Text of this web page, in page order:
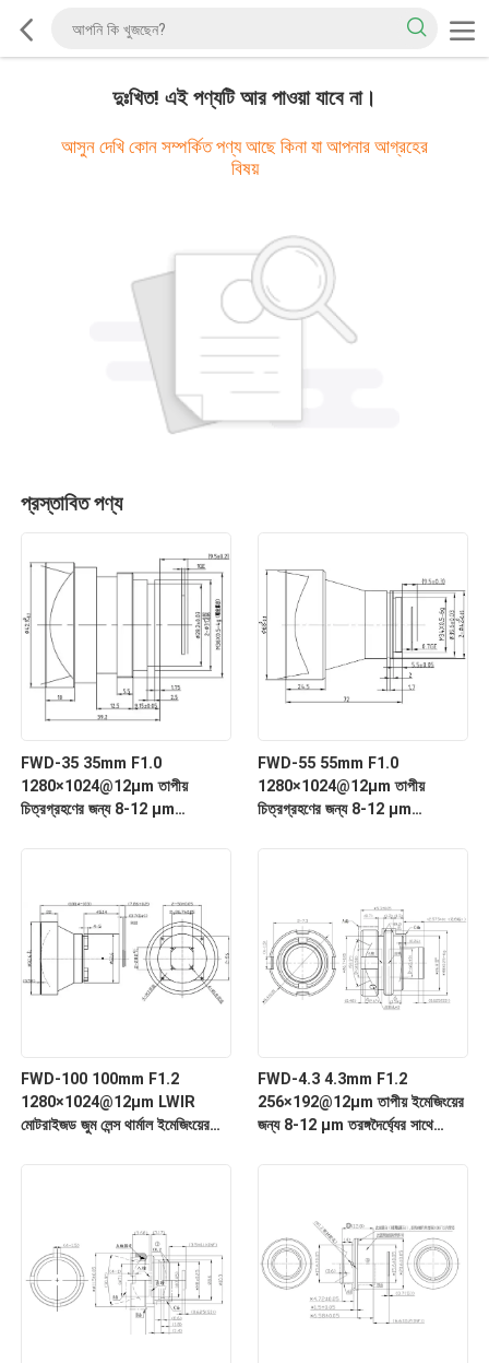
দুঃখিত! এই পণ্যটি আর পাওয়া যাবে না।
আসুন দেখি কোন সম্পর্কিত পণ্য আছে কিনা যা আপনার আগ্রহের
বিষয়
প্রস্তাবিত পণ্য
FWD-35 35mm F1.0
1280×1024@12μm তাপীয়
চিত্রগ্রহণের জন্য 8-12 μm
FWD-55 55mm F1.0
1280×1024@12μm তাপীয়
চিত্রগ্রহণের জন্য 8-12 μm
FWD-100 100mm F1.2
1280×1024@12μm LWIR
মোটরাইজড জুম লেন্স থার্মাল ইমেজিংয়ের
FWD-4.3 4.3mm F1.2
256×192@12μm তাপীয় ইমেজিংয়ের
জন্য 8-12 μm তরঙ্গদৈর্ঘ্যের সাথে